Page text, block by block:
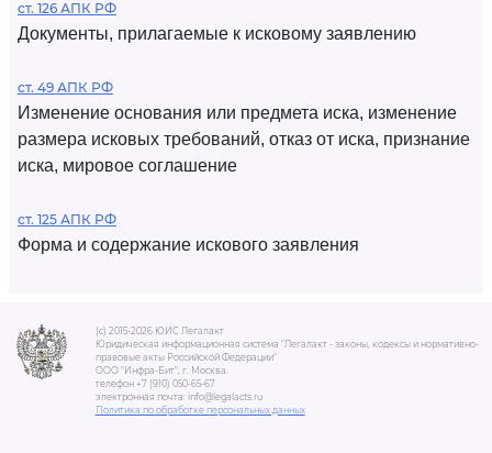
ст. 126 АПК РФ
Документы, прилагаемые к исковому заявлению
ст. 49 АПК РФ
Изменение основания или предмета иска, изменение
размера исковых требований, отказ от иска, признание
иска, мировое соглашение
ст. 125 АПК РФ
Форма и содержание искового заявления
(c) 2015-2026 ЮИС Легалакт
Юридическая информационная система "Легалакт - законы, кодексы и нормативно-
правовые акты Российской Федерации"
ООО "Инфра-Бит", г. Москва.
телефон +7 (910) 050-65-67
электронная почта: info@legalacts.ru
Политика по обработке персональных данных